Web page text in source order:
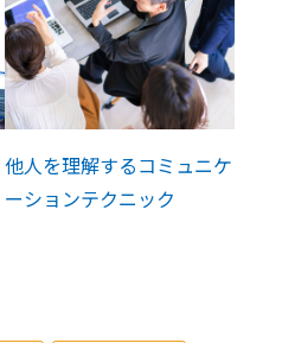
他人を理解するコミュニケ
ーションテクニック